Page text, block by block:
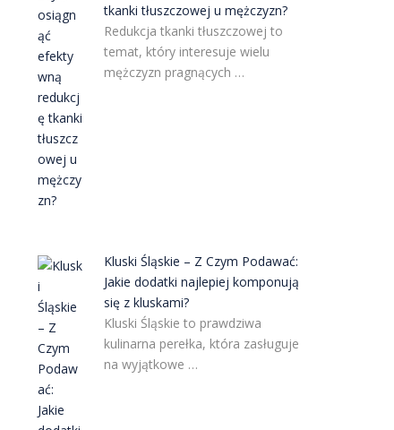
tkanki tłuszczowej u mężczyzn?
Redukcja tkanki tłuszczowej to
temat, który interesuje wielu
mężczyzn pragnących …
Kluski Śląskie – Z Czym Podawać:
Jakie dodatki najlepiej komponują
się z kluskami?
Kluski Śląskie to prawdziwa
kulinarna perełka, która zasługuje
na wyjątkowe …